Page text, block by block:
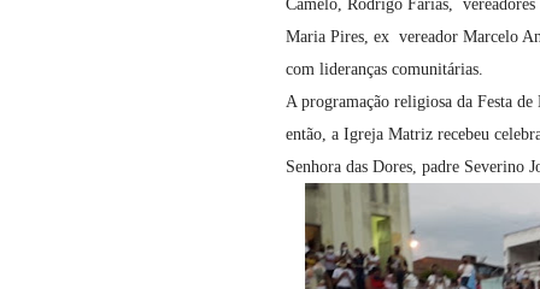
Camêlo, Rodrigo Farias,
Maria Pires, ex vereador Marcelo
com lideranças comunitárias.
A programação religiosa da Festa
então, a Igreja Matriz recebeu
Senhora das Dores, padre Severino